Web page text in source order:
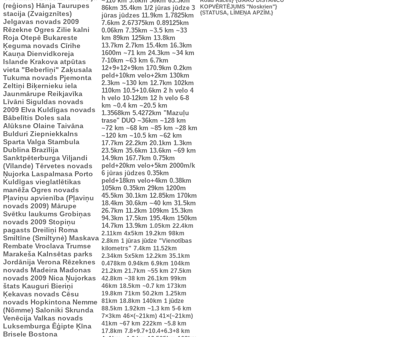
(reģions) Hānja Taurupes
stacija (Zvaigznītes)
Jelgavas novads 2009
Rēzekne Ogres Zilie kalni
Roja Otepē Bukareste
Ķeguma novads Cīrihe
Kauņa Dienvidkoreja
Islande Krakova atpūtas
vieta "Beberliņi" Zaķusala
Tukuma novads Pjemonta
Zeltiņi Biķernieku iela
Jaunmārupe Reikjavīka
Līvāni Siguldas novads
2009 Elva Kuldīgas novads
Bābelītis Doles sala
Alūksne Olaine Taivāna
Bulduri Ziepniekkalns
Sparta Valga Stambula
Dublina Brazīlija
Sanktpēterburga Viljandi
(Vīlande) Tērvetes novads
Ņujorka Laspalmasa Porto
Kuldīgas vieglatlētikas
manēža Ogres novads
Pļaviņu apvienība (Pļaviņu
novads 2009) Mārupe
Svētku laukums Grobiņas
novads 2009 Stopiņu
pagasts Dreiliņi Roma
Smiltīne (Smiltynė) Maskava
Rembate Vroclava Trumse
Marakeša Kalnsētas parks
Jordānija Verona Rēzeknes
novads Madeira Madonas
novads 2009 Nica Ņujorkas
štats Kauguri Bieriņi
Ķekavas novads Cēsu
novads Hopkintona Nemme
(Nõmme) Saloniki Skrunda
Venēcija Valkas novads
Luksemburga Ēģipte Ķīna
Brisele Bostona
86km 35.4km 1/2 jūras jūdze 3
jūras jūdzes 11.9km 1.7825km
7.6km 2.67375km 0.89125km
0.06km 7.35km ~3.5 km ~33
km 89km 125km 13.8km
13.7km 2.7km 15.4km 16.3km
1600m ~71 km 24.3km ~34 km
7-10km ~63 km 6.7km
12+9+12+9km 170.9km 0.2km
peld+10km velo+2km 130km
2.3km ~130 km 12.7km 102km
110km 10.5+10.6km 2 h velo 4
h velo 10-12km 12 h velo 6-8
km ~0.4 km ~20.5 km
1.3568km 5.4272km "Mazuļu
trase" DUO ~36km ~128 km
~72 km ~68 km ~85 km ~28 km
~120 km ~10.5 km ~62 km
17.7km 22.2km 20.1km 1.3km
23.5km 35.6km 13.6km ~69 km
14.9km 167.7km 0.75km
peld+20km velo+5km 2000m/k
6 jūras jūdzes 0.35km
peld+18km velo+4km 0.38km
105km 0.35km 29km 1200m
45.5km 30.1km 12.85km 170km
18.4km 30.6km ~40 km 31.5km
26.7km 11.2km 109km 15.3km
94.3km 17.5km 195.4km 150km
14.7km 13.9km 1.05km 22.4km
2.11km 4x5km 19.2km 98km
2.8km 1 jūras jūdze "Vienotības
kilometrs" 7.4km 11.52km
2.34km 5x5km 12.2km 35.1km
0.478km 0.94km 6.9km 104km
21.2km 21.7km ~55 km 27.5km
42.8km ~38 km 26.1km 99km
46km 18.5km ~0.7 km 173km
19.8km 71km 50.2km 1.25km
81km 18.8km 140km 1 jūdze
88.5km 1.92km ~1.3 km 5-6 km
7×3km 46×(~21km) 41×(~21km)
41km ~67 km 222km ~5.8 km
17.8km 7.8+9.7+10.4+6.3+8 km
KOPVĒRTĒJUMS "Noskrien"}
{STATUSA, LĪMEŅA APZĪM.}